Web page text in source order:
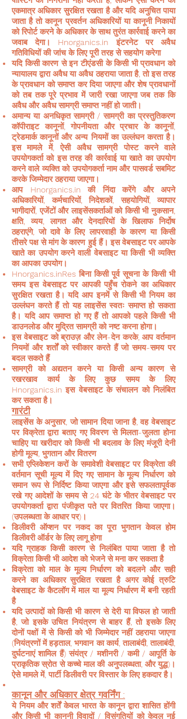
एकमात्र अधिकार सुरक्षित रखता है और यदि अनुचित पाया
जाता है तो कानून प्रवर्तन अधिकारियों या कानूनी निकायों
को रिपोर्ट करने के अधिकार के साथ तुरंत कार्रवाई करने का
जवाब देगा। Hnorganics.in इंटरनेट पर अवैध
गतिविधियों की जांच के लिए पूरी तरह से सहयोग करेगा
यदि किसी कारण से इन टीएंडसी के किसी भी प्रावधान को
न्यायालय द्वारा अवैध या अवैध ठहराया जाता है, तो इस तरह
के प्रावधान को समाप्त कर दिया जाएगा और शेष प्रावधानों
को तब तक पूरे प्रभाव में जारी रखा जाएगा जब तक कि
अवैध और अवैध सामग्री समाप्त नहीं हो जाती।
अमान्य या अनधिकृत सामग्री / सामग्री का प्रस्तुतिकरण
कॉपीराइट कानूनों, गोपनीयता और प्रचार के कानूनों,
ट्रेडमार्क कानूनों और अन्य नियमों का उल्लंघन करता है।
इस मामले में, ऐसी अवैध सामग्री पोस्ट करने वाले
उपयोगकर्ता को इस तरह की कार्रवाई या खाते का उपयोग
करने वाले व्यक्ति को उपयोगकर्ता नाम और पासवर्ड सबमिट
करके जिम्मेदार ठहराया जाएगा।
आप Hnorganics.in की निंदा करेंगे और अपने
अधिकारियों, कर्मचारियों, निदेशकों, सहयोगियों, व्यापार
भागीदारों, एजेंटों और लाइसेंसकर्ताओं को किसी भी नुकसान,
क्षति, व्यय, लागत और देनदारियों के खिलाफ निर्दोष
ठहराएंगे, जो दावे के लिए लापरवाही के कारण या किसी
तीसरे पक्ष से मांग के कारण हुई हैं। इस वेबसाइट पर आपके
खाते का उपयोग करने वाली वेबसाइट या किसी भी व्यक्ति
का आपका उपयोग।
Hnorganics.inRes बिना किसी पूर्व सूचना के किसी भी
समय इस वेबसाइट पर आपकी पहुँच रोकने का अधिकार
सुरक्षित रखता है। यदि आप इनमें से किसी भी नियम का
उल्लंघन करते हैं तो यह लाइसेंस स्वतः समाप्त हो सकता
है। यदि आप समाप्त हो गए हैं तो आपको पहले किसी भी
डाउनलोड और मुद्रित सामग्री को नष्ट करना होगा।
इस वेबसाइट को ब्राउज़ और लेन-देन करके, आप वर्तमान
नियमों और शर्तों को स्वीकार करते हैं जो समय-समय पर
बदल सकते हैं
सामग्री को अद्यतन करने या किसी अन्य कारण से
रखरखाव कार्य के लिए कुछ समय के लिए
Hnorganics.in इस वेबसाइट के संचालन को निलंबित
कर सकता है।
गारंटी
लाइसेंस के अनुसार, जो सामान दिया जाना है, वह वेबसाइट
पर विक्रेता द्वारा बताए गए विवरण से मिलता-जुलता होना
चाहिए या खरीदार को किसी भी बदलाव के लिए मंजूरी देनी
होगी मूल्य, भुगतान और वितरण
सभी एप्लिकेशन करों के समावेशी वेबसाइट पर विक्रेता की
वर्तमान सूची मूल्य में दिए गए सामान के मूल्य निर्धारण को
समान रूप से निर्दिष्ट किया जाएगा और इसे सफलतापूर्वक
रखे गए आदेशों के समय से 24 घंटे के भीतर वेबसाइट पर
उपयोगकर्ता द्वारा पंजीकृत पते पर वितरित किया जाएगा।
(उपलब्धता के आधार पर)।
डिलीवरी ऑप्शन पर नकद का पूरा भुगतान केवल होम
डिलीवरी ऑर्डर के लिए लागू होगा
यदि ग्राहक किसी कारण से निलंबित पाया जाता है तो
विक्रेता किसी भी आदेश को भेजने से मना कर सकता है
विक्रेता को माल के मूल्य निर्धारण को बदलने और सही
करने का अधिकार सुरक्षित रखता है अगर कोई त्रुटि
वेबसाइट के कैटलॉग में माल या मूल्य निर्धारण में बनी रहती
है
यदि उत्पादों को किसी भी कारण से देरी या विफल हो जाती
है, जो इसके उचित नियंत्रण से बाहर हैं, तो इसके लिए
दोनों पक्षों में से किसी को भी जिम्मेदार नहीं ठहराया जाएगा
(नियंत्रणों में हड़ताल, भगवान का कार्य, तालाबंदी, तालाबंदी,
दुर्घटनाएं शामिल हैं) संयंत्र / मशीनरी / कमी / आपूर्ति के
प्राकृतिक स्रोत से कच्चे माल की अनुपलब्धता, और युद्ध)।
ऐसे मामले में, पार्टी डिलीवरी पर विस्तार के लिए हकदार है।
कानून और अधिकार क्षेत्र गवर्निंग :
ये नियम और शर्तें केवल भारत के कानून द्वारा शासित होंगी
और किसी भी कानूनी विवादों / विसंगतियों को केवल नई